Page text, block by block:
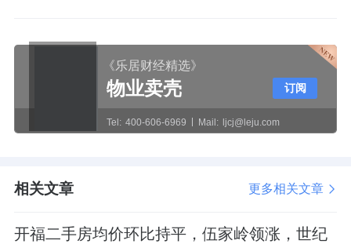
《乐居财经精选》
物业卖壳
Tel: 400-606-6969 Mail: ljcj@leju.com
订阅
相关文章 更多相关文章
开福二手房均价环比持平，伍家岭领涨，世纪